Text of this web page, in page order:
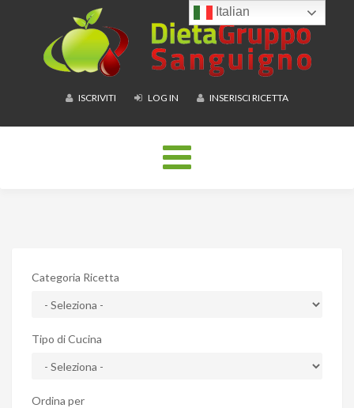
ISCRIVITI LOG IN INSERISCI RICETTA
Toggle
navigation
Categoria Ricetta
Tipo di Cucina
Ordina per
Italian